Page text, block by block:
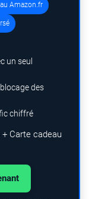
Amazon.fr
un seul
des
chiffré
Carte cadeau